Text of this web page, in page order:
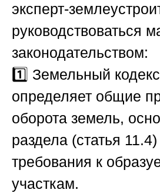
эксперт-
руководствоваться
законодательством:
1️⃣ Земельный
определяет общие
оборота земель,
раздела (статья
требования к
участкам.